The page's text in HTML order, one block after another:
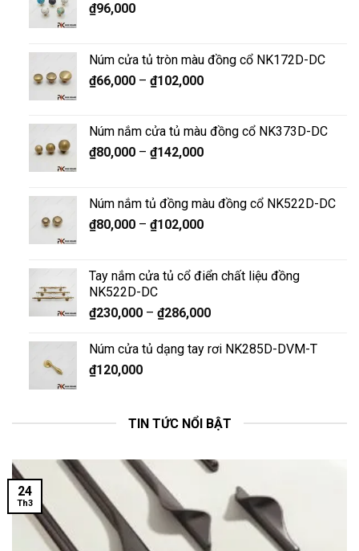
₫96,000
Núm cửa tủ tròn màu đồng cổ NK172D-DC
₫66,000– ₫102,000
Núm nắm cửa tủ màu đồng cổ NK373D-DC
₫80,000– ₫142,000
Núm nắm tủ đồng màu đồng cổ NK522D-DC
₫80,000– ₫102,000
Tay nắm cửa tủ cổ điển chất liệu đồng
NK522D-DC
₫230,000– ₫286,000
Núm cửa tủ dạng tay rơi NK285D-DVM-T
₫120,000
TIN TỨC NỔI BẬT
24
Th3